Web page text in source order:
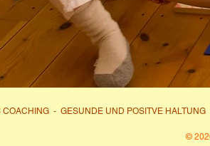
COACHING - GESUNDE UND POSITVE
©